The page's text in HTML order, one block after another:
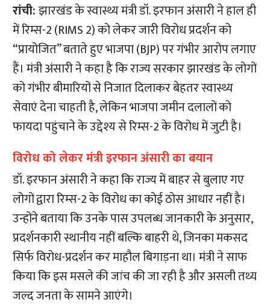
रांची:झारखंड के स्वास्थ्य मंत्री डॉ. इरफान अंसारी ने हाल ही
में रिम्स-2 (RIMS 2) को लेकर जारी विरोध प्रदर्शन को
“प्रायोजित” बताते हुए भाजपा (BJP) पर गंभीर आरोप लगाए
हैं। मंत्री अंसारी ने कहा है कि राज्य सरकार झारखंड के लोगों
को गंभीर बीमारियों से निजात दिलाकर बेहतर स्वास्थ्य
सेवाएं देना चाहती है, लेकिन भाजपा जमीन दलालों को
फायदा पहुंचाने के उद्देश्य से रिम्स-2 के विरोध में जुटी है।
विरोध को लेकर मंत्री इरफान अंसारी का बयान
डॉ. इरफान अंसारी ने कहा कि राज्य में बाहर से बुलाए गए
लोगों द्वारा रिम्स-2 के विरोध का कोई ठोस आधार नहीं है।
उन्होंने बताया कि उनके पास उपलब्ध जानकारी के अनुसार,
प्रदर्शनकारी स्थानीय नहीं बल्कि बाहरी थे, जिनका मकसद
सिर्फ विरोध-प्रदर्शन कर माहौल बिगाड़ना था। मंत्री ने साफ
किया कि इस मसले की जांच की जा रही है और असली तथ्य
जल्द जनता के सामने आएंगे।